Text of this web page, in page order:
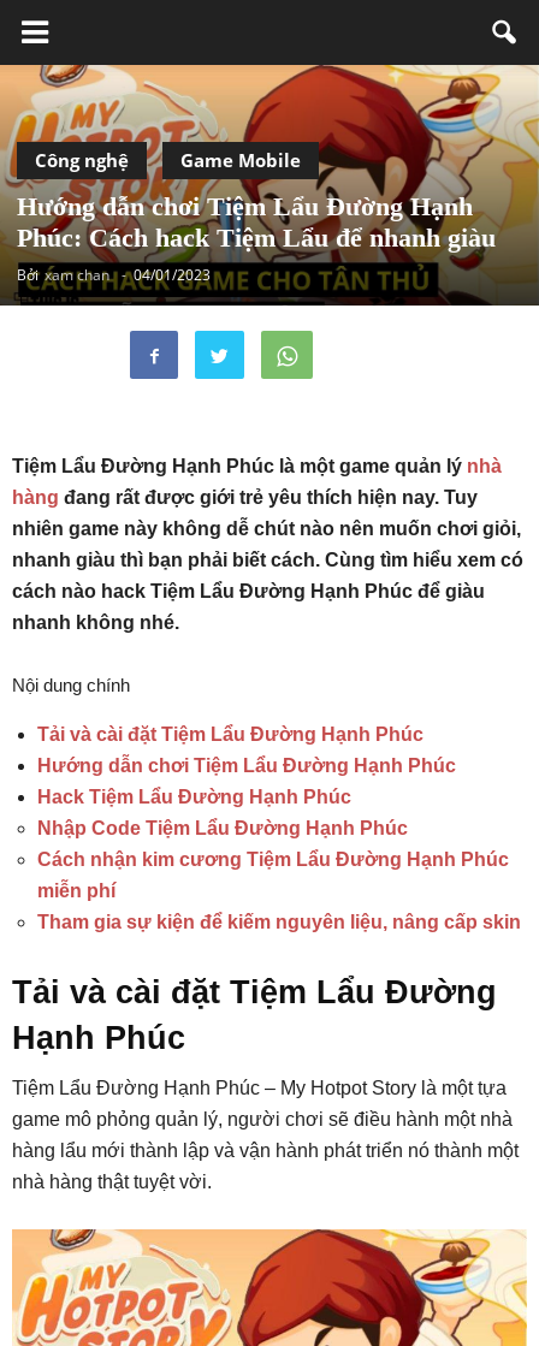
Công nghệ Game Mobile
Hướng dẫn chơi Tiệm Lẩu Đường Hạnh
Phúc: Cách hack Tiệm Lẩu để nhanh giàu
Bởi xam chan - 04/01/2023
Tiệm Lẩu Đường Hạnh Phúc là một game quản lý nhà
hàng đang rất được giới trẻ yêu thích hiện nay. Tuy
nhiên game này không dễ chút nào nên muốn chơi giỏi,
nhanh giàu thì bạn phải biết cách. Cùng tìm hiểu xem có
cách nào hack Tiệm Lẩu Đường Hạnh Phúc để giàu
nhanh không nhé.
Nội dung chính
Tải và cài đặt Tiệm Lẩu Đường Hạnh Phúc
Hướng dẫn chơi Tiệm Lẩu Đường Hạnh Phúc
Hack Tiệm Lẩu Đường Hạnh Phúc
Nhập Code Tiệm Lẩu Đường Hạnh Phúc
Cách nhận kim cương Tiệm Lẩu Đường Hạnh Phúc
miễn phí
Tham gia sự kiện để kiếm nguyên liệu, nâng cấp skin
Tải và cài đặt Tiệm Lẩu Đường
Hạnh Phúc
Tiệm Lẩu Đường Hạnh Phúc – My Hotpot Story là một tựa
game mô phỏng quản lý, người chơi sẽ điều hành một nhà
hàng lẩu mới thành lập và vận hành phát triển nó thành một
nhà hàng thật tuyệt vời.